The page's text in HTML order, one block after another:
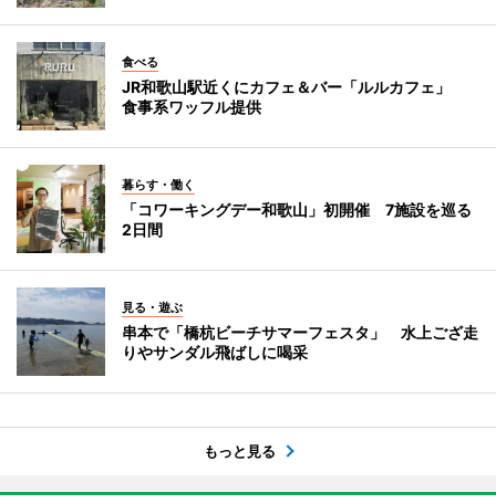
食べる
JR和歌山駅近くにカフェ＆バー「ルルカフェ」
食事系ワッフル提供
暮らす・働く
「コワーキングデー和歌山」初開催 7施設を巡る
2日間
見る・遊ぶ
串本で「橋杭ビーチサマーフェスタ」 水上ござ走
りやサンダル飛ばしに喝采
もっと見る